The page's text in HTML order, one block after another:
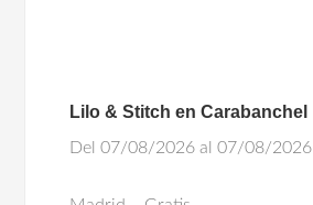
Lilo & Stitch en Carabanchel
Del 07/08/2026 al 07/08/2026